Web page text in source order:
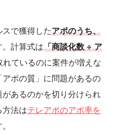
スで獲得したアポのうち、
。計算式は「商談化数 ÷ ア
れているのに案件が増えな
ポの質」に問題があるの
あるのかを切り分けられ
方法はテレアポのアポ率を